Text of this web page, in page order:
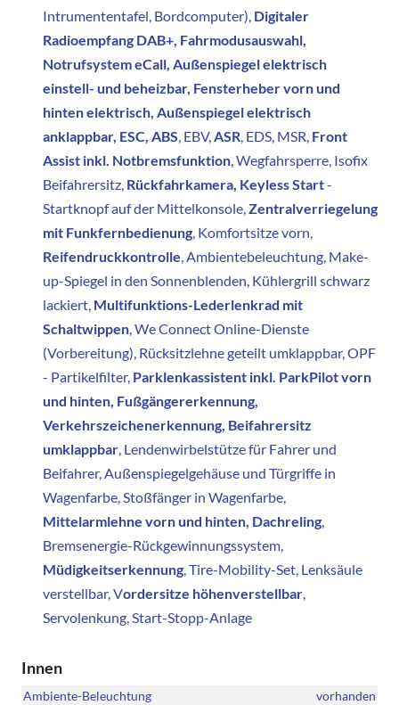
Intrumententafel, Bordcomputer), Digitaler
Radioempfang DAB+, Fahrmodusauswahl,
Notrufsystem eCall, Außenspiegel elektrisch
einstell- und beheizbar, Fensterheber vorn und
hinten elektrisch, Außenspiegel elektrisch
anklappbar, ESC, ABS, EBV,ASR, EDS, MSR, Front
Assist inkl. Notbremsfunktion, Wegfahrsperre, Isofix
Beifahrersitz, Rückfahrkamera, Keyless Start-
Startknopf auf der Mittelkonsole,Zentralverriegelung
mit Funkfernbedienung, Komfortsitze vorn,
Reifendruckkontrolle, Ambientebeleuchtung, Make-
up-Spiegel in den Sonnenblenden, Kühlergrill schwarz
lackiert, Multifunktions-Lederlenkrad mit
Schaltwippen, We Connect Online-Dienste
(Vorbereitung), Rücksitzlehne geteilt umklappbar, OPF
- Partikelfilter, Parklenkassistent inkl. ParkPilot vorn
und hinten, Fußgängererkennung,
Verkehrszeichenerkennung, Beifahrersitz
umklappbar, Lendenwirbelstütze für Fahrer und
Beifahrer, Außenspiegelgehäuse und Türgriffe in
Wagenfarbe, Stoßfänger in Wagenfarbe,
Mittelarmlehne vorn und hinten, Dachreling,
Bremsenergie-Rückgewinnungssystem,
Müdigkeitserkennung, Tire-Mobility-Set, Lenksäule
verstellbar, Vordersitze höhenverstellbar,
Servolenkung, Start-Stopp-Anlage
Innen
Ambiente-Beleuchtung
vorhanden